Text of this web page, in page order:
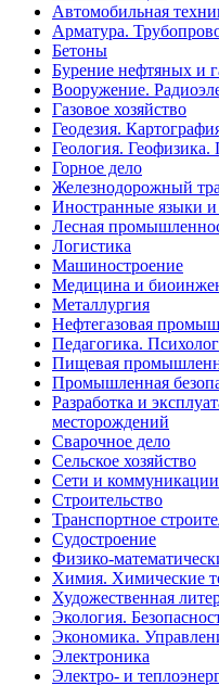
Автомобильная
Арматура.
Бетоны
Бурение нефтяных и
Вооружение.
Газовое хозяйство
Геодезия.
Геология. Геофизика.
Горное дело
Железнодорожный
Иностранные языки и
Лесная
Логистика
Машиностроение
Медицина и
Металлургия
Нефтегазовая
Педагогика.
Пищевая
Промышленная
Разработка и
месторождений
Сварочное дело
Сельское хозяйство
Сети и
Строительство
Транспортное
Судостроение
Физико-
Химия. Химические
Художественная
Экология.
Экономика.
Электроника
Электро- и